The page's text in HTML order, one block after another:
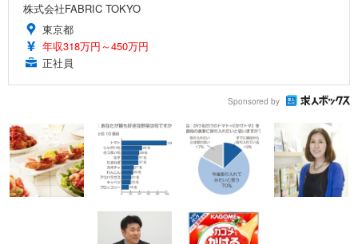
株式会社FABRIC TOKYO
東京都
年収318万円～450万円
正社員
Sponsored by